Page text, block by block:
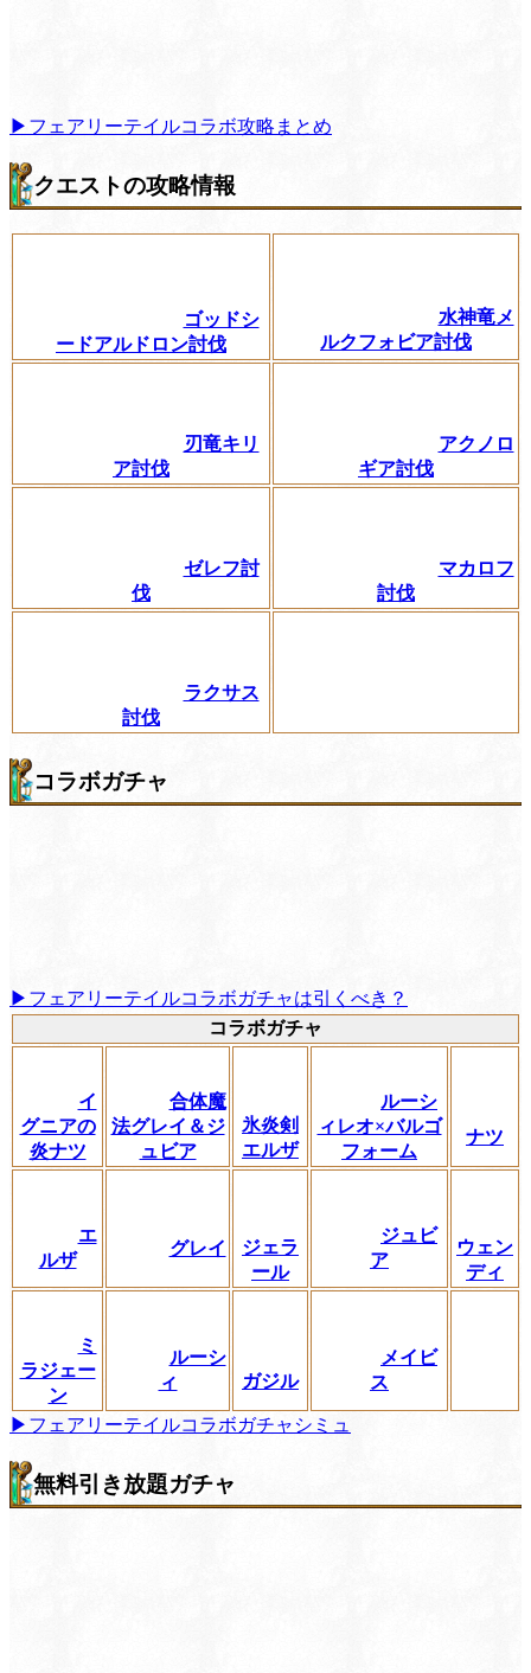
▶フェアリーテイルコラボ攻略まとめ
クエストの攻略情報
ゴッドシ
ードアルドロン討伐
水神竜メ
ルクフォビア討伐
刃竜キリ
ア討伐
アクノロ
ギア討伐
ゼレフ討
伐
マカロフ
討伐
ラクサス
討伐
コラボガチャ
▶フェアリーテイルコラボガチャは引くべき？
コラボガチャ
イ
グニアの
炎ナツ
合体魔
法グレイ＆ジ
ュビア
氷炎剣
エルザ
ルーシ
ィレオ×バルゴ
フォーム
ナツ
エ
ルザ
グレイ
ジェラ
ール
ジュビ
ア
ウェン
ディ
ミ
ラジェー
ン
ルーシ
ィ
ガジル
メイビ
ス
▶フェアリーテイルコラボガチャシミュ
無料引き放題ガチャ